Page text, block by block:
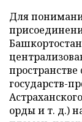
Для
государств-
орды и т. д.)